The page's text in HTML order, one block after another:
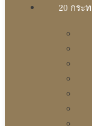
20 กระ